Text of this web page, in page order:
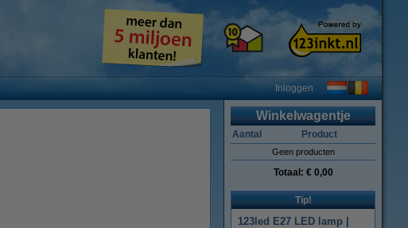
Inloggen
Winkelwagentje
Aantal Product
Geen producten
Totaal: € 0,00
Tip!
123led E27 LED lamp |